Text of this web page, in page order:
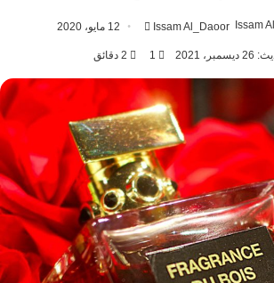
Issam Al_Daoor
أرسل 12 مايو، 2020
2021
1